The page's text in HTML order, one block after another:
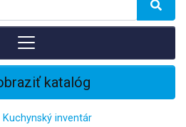
katalóg
Kuchynský inventár